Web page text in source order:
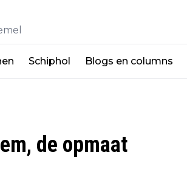
Schiphol Blogs en columns
de opmaat